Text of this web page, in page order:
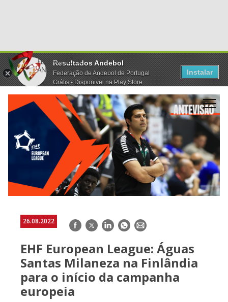
Resultados Andebol
Federação de Andebol de Portugal
Grátis - Disponivel na Play Store
Instalar
26.08.2022 Facebook
TwitterLinkedInWhatsApp
E-
EHF European League: Águas
Santas Milaneza na Finlândia
para o início da campanha
europeia